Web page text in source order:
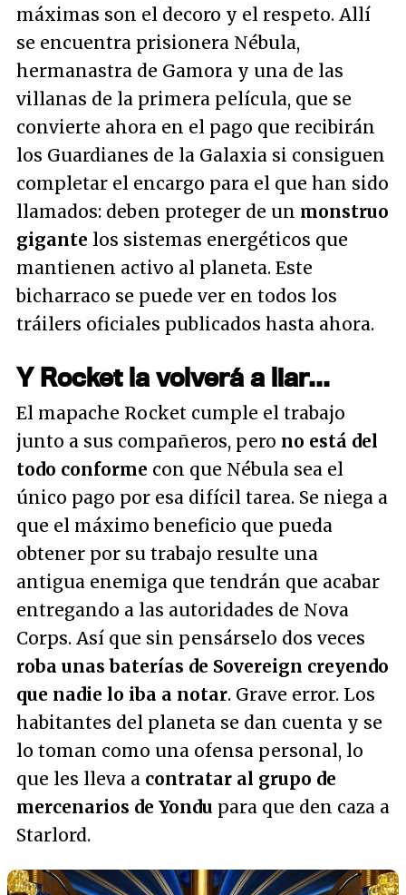
máximas son el decoro y el respeto. Allí
se encuentra prisionera Nébula,
hermanastra de Gamora y una de las
villanas de la primera película, que se
convierte ahora en el pago que recibirán
los Guardianes de la Galaxia si consiguen
completar el encargo para el que han sido
llamados: deben proteger de un monstruo
gigante los sistemas energéticos que
mantienen activo al planeta. Este
bicharraco se puede ver en todos los
tráilers oficiales publicados hasta ahora.
Y Rocket la volverá a liar...
El mapache Rocket cumple el trabajo
junto a sus compañeros, pero no está del
todo conforme con que Nébula sea el
único pago por esa difícil tarea. Se niega a
que el máximo beneficio que pueda
obtener por su trabajo resulte una
antigua enemiga que tendrán que acabar
entregando a las autoridades de Nova
Corps. Así que sin pensárselo dos veces
roba unas baterías de Sovereign creyendo
que nadie lo iba a notar. Grave error. Los
habitantes del planeta se dan cuenta y se
lo toman como una ofensa personal, lo
que les lleva a contratar al grupo de
mercenarios de Yondu para que den caza a
Starlord.